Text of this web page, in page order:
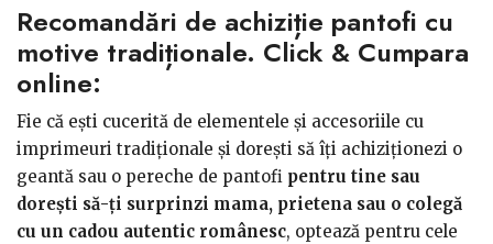
Recomandări de achiziție pantofi cu
motive tradiționale. Click & Cumpara
online:
Fie că ești cucerită de elementele și accesoriile cu
imprimeuri tradiționale și dorești să îți achiziționezi o
geantă sau o pereche de pantofi pentru tine sau
dorești să-ți surprinzi mama, prietena sau o colegă
cu un cadou autentic românesc, optează pentru cele